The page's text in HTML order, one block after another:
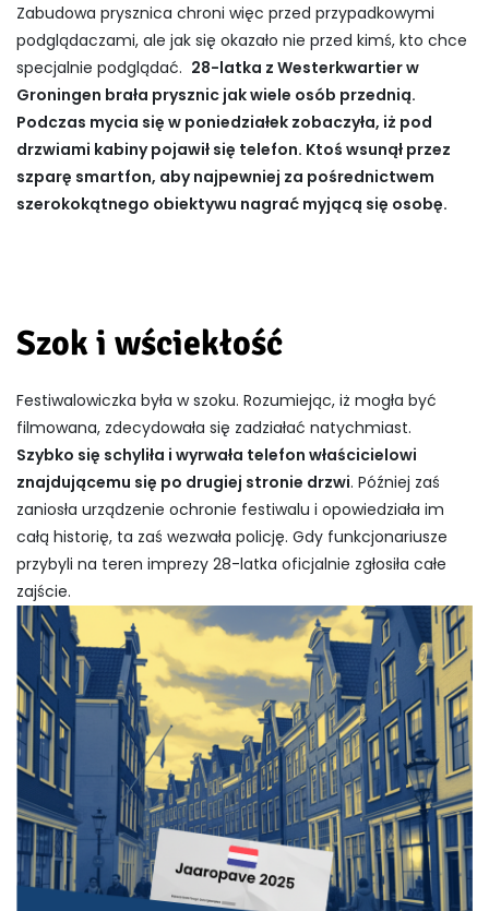
Zabudowa prysznica chroni więc przed przypadkowymi
podglądaczami, ale jak się okazało nie przed kimś, kto chce
specjalnie podglądać. 28-latka z Westerkwartier w
Groningen brała prysznic jak wiele osób przednią.
Podczas mycia się w poniedziałek zobaczyła, iż pod
drzwiami kabiny pojawił się telefon. Ktoś wsunął przez
szparę smartfon, aby najpewniej za pośrednictwem
szerokokątnego obiektywu nagrać myjącą się osobę.
Szok i wściekłość
Festiwalowiczka była w szoku. Rozumiejąc, iż mogła być
filmowana, zdecydowała się zadziałać natychmiast.
Szybko się schyliła i wyrwała telefon właścicielowi
znajdującemu się po drugiej stronie drzwi. Później zaś
zaniosła urządzenie ochronie festiwalu i opowiedziała im
całą historię, ta zaś wezwała policję. Gdy funkcjonariusze
przybyli na teren imprezy 28-latka oficjalnie zgłosiła całe
zajście.